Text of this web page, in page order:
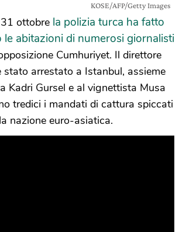
KOSE/AFP/Getty Images
ottobre la polizia turca ha fatto
le abitazioni di numerosi giornalisti
Cumhuriyet. Il direttore
stato arrestato a Istanbul, assieme
Kadri Gursel e al vignettista Musa
tredici i mandati di cattura spiccati
nazione euro-asiatica.